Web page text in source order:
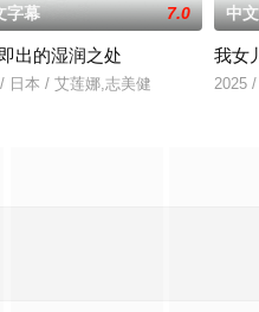
玉美香，当时各种大小官员乃至
字幕 7.0
出的湿润之处
日本 / 艾莲娜,志美健
中
我女
2025